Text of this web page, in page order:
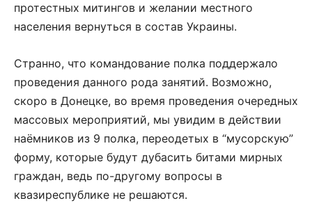
протестных митингов и желании местного
населения вернуться в состав Украины.
Странно, что командование полка поддержало
проведения данного рода занятий. Возможно,
скоро в Донецке, во время проведения очередных
массовых мероприятий, мы увидим в действии
наёмников из 9 полка, переодетых в “мусорскую”
форму, которые будут дубасить битами мирных
граждан, ведь по-другому вопросы в
квазиреспублике не решаются.